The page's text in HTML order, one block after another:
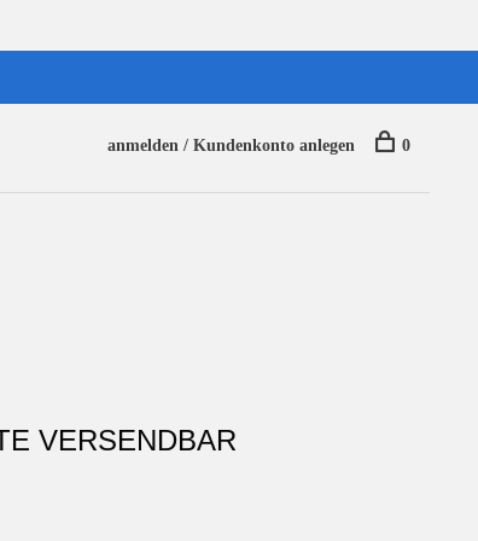
anmelden / Kundenkonto anlegen 0
VERSENDBAR